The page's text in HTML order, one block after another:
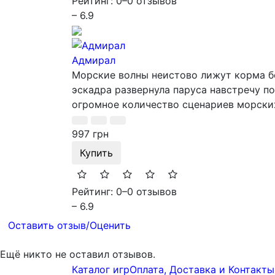
– 6.9
Адмирал
Морские волны неистово лижут корма
эскадра развернула паруса навстречу
огромное количество сценариев
997 грн
Купить
Рейтинг: 0–0 отзывов
– 6.9
Оставить отзыв/Оценить
Ещё никто не оставил отзывов.
Каталог игрОплата, Доставка и Контакты